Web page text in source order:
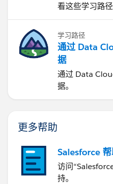
看这些学习路径
学习路径
通过 Data
据
通过 Data
据。
更多帮助
Salesforce
访问
持。